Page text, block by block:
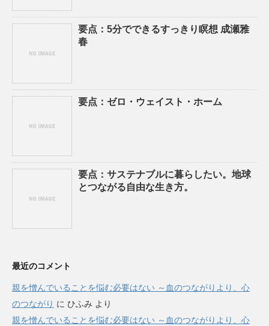
要点：5分でできるすっきり瞑想 成瀬雅
春
要点：ゼロ・ウェイスト・ホーム
要点：サステナブルに暮らしたい。地球
とつながる自由な生き方。
最近のコメント
親を憎んでいることを悩む必要はない ～血のつながりより、心
のつながり に ひふみ より
親を憎んでいることを悩む必要はない ～血のつながりより、心